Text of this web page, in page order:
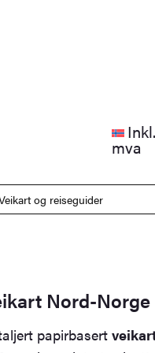
Inkl.
mva
og reiseguider
Nord-Norge
papirbasert